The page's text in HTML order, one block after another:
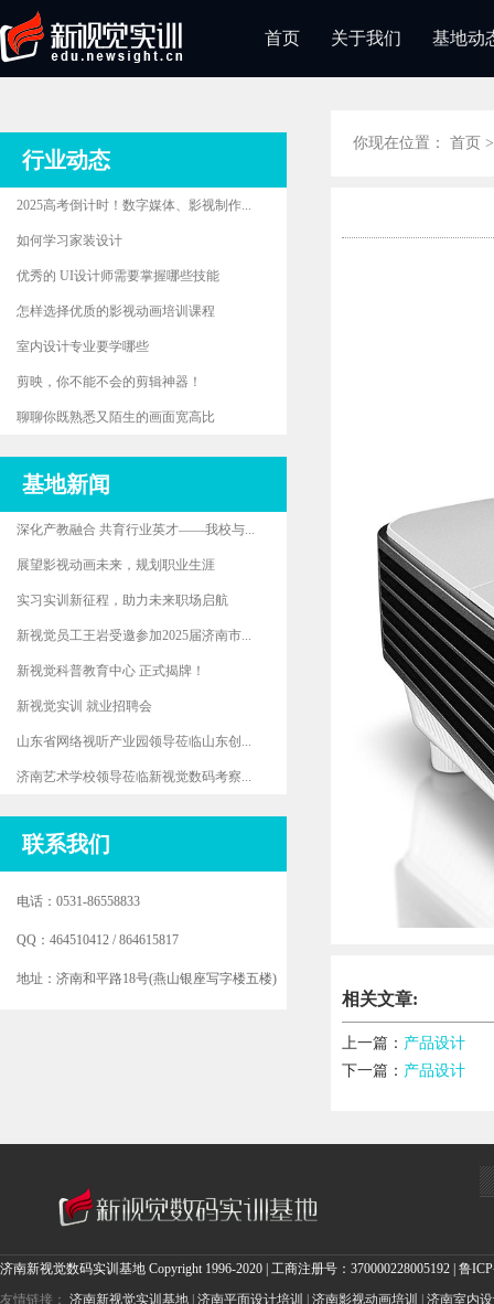
首页 关于我们 基地动
行业动态
2025高考倒计时！数字媒体、影视制作...
如何学习家装设计
优秀的 UI设计师需要掌握哪些技能
怎样选择优质的影视动画培训课程
室内设计专业要学哪些
剪映，你不能不会的剪辑神器！
聊聊你既熟悉又陌生的画面宽高比
基地新闻
深化产教融合 共育行业英才——我校与...
展望影视动画未来，规划职业生涯
实习实训新征程，助力未来职场启航
新视觉员工王岩受邀参加2025届济南市...
新视觉科普教育中心 正式揭牌！
新视觉实训 就业招聘会
山东省网络视听产业园领导莅临山东创...
济南艺术学校领导莅临新视觉数码考察...
联系我们
电话：0531-86558833
QQ：464510412 / 864615817
地址：济南和平路18号(燕山银座写字楼五楼)
你现在位置： 首页
相关文章:
上一篇： 产品设计
下一篇： 产品设计
济南新视觉数码实训基地 Copyright 1996-2020 | 工商注册号：370000228005192 | 鲁
友情链接： 济南新视觉实训基地 | 济南平面设计培训 | 济南影视动画培训 | 济南室内